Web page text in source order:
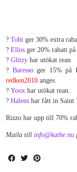
? Tobi ger 30% extra
? Ellos ger 20% rabatt på
? Glitzy har utökat rean.
? Baressoger 15% på
redken2010 anges.
? Yoox har utökat rean.
? Halens har fått in Saint
Rizzo har upp till 70%
Maila till info@kathe.nu